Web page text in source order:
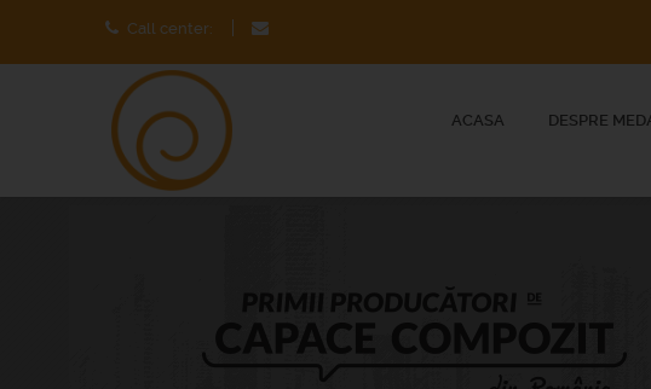
Call center:
ACASA DESPRE